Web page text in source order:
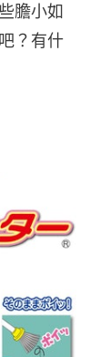
膽小如
？有什